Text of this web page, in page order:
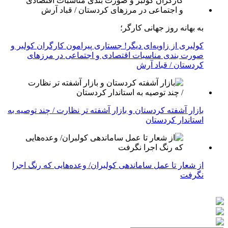
به بهانه روز جهانی کارگر؛
کولبری از زاویه‌ای دیگر! جستاری پیرامون کارگران کولبر و
صورت بندی مناسبات اقتصادی و اجتماعی در مرزهای
کردستان / قباد آرش
بازار آشفته کردستان و بازار آشفته­ تر نظارت / چند توصیه به
استاندار کردستان
از شعار تا عمل ساماندهی کولبران/ وعده‌هایی که رنگ اجرا
نگرفت